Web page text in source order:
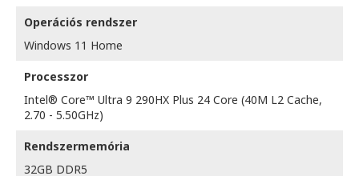
Operációs rendszer
Windows 11 Home
Processzor
Intel® Core™ Ultra 9 290HX Plus 24 Core (40M L2 Cache,
2.70 - 5.50GHz)
Rendszermemória
32GB DDR5